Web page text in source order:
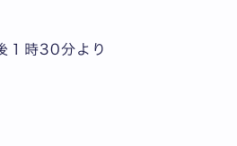
１時30分より